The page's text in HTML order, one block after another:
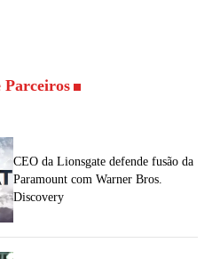
Parceiros
CEO da Lionsgate defende fusão da
Paramount com Warner Bros.
Discovery